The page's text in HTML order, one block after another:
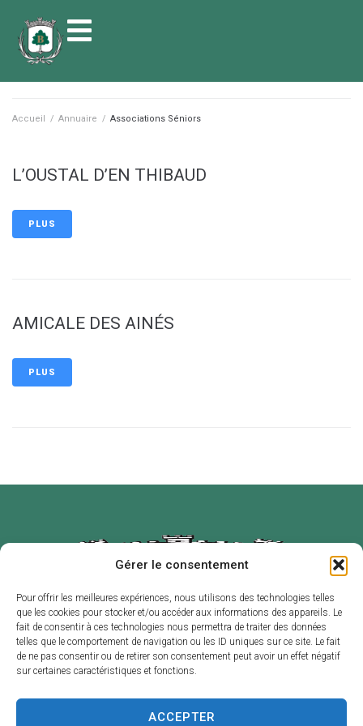
Gérer le consentement
Pour offrir les meilleures expériences, nous utilisons des technologies telles
que les cookies pour stocker et/ou accéder aux informations des appareils. Le
fait de consentir à ces technologies nous permettra de traiter des données
telles que le comportement de navigation ou les ID uniques sur ce site. Le fait
de ne pas consentir ou de retirer son consentement peut avoir un effet négatif
sur certaines caractéristiques et fonctions.
ACCEPTER
principal
Accueil / Annuaire / Associations Séniors
L’OUSTAL D’EN THIBAUD
PLUS
AMICALE DES AINÉS
PLUS
Mairie de
Labruguière
2 place de l’Hôtel
81290
Horaires
d’ouverture
Du lundi au
de 8h30 à 12h et
de 13h30 à 17h30